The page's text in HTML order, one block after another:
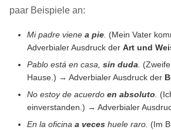
paar Beispiele an:
Mi padre viene a pie. (Mein Vater
Adverbialer Ausdruck der Art und
Pablo está en casa, sin duda.
Hause.) → Adverbialer Ausdruck der
No estoy de acuerdo en absoluto.
einverstanden.) → Adverbialer
En la oficina a veces huele raro. (Im